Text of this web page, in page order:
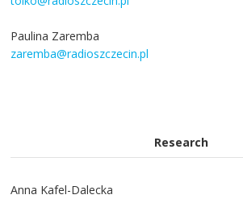
Paulina Zaremba
zaremba@radioszczecin.pl
Research
Anna Kafel-Dalecka